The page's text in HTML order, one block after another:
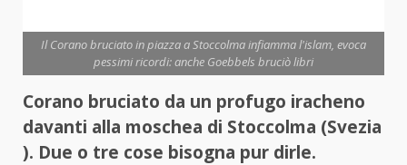
Il Corano bruciato in piazza a Stoccolma infiamma l'islam, evoca
pessimi ricordi: anche Goebbels bruciò libri
Corano bruciato da un profugo iracheno
davanti alla moschea di Stoccolma (Svezia
). Due o tre cose bisogna pur dirle.